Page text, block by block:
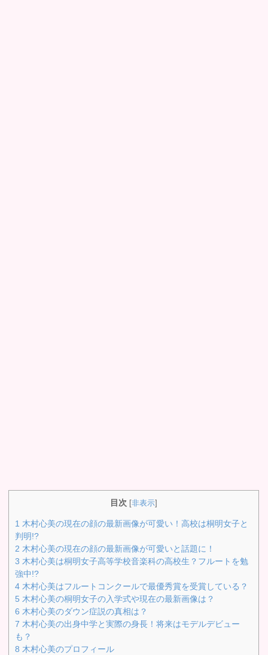
目次 [非表示]
1 木村心美の現在の顔の最新画像が可愛い！高校は桐明女子と
判明!?
2 木村心美の現在の顔の最新画像が可愛いと話題に！
3 木村心美は桐明女子高等学校音楽科の高校生？フルートを勉
強中!?
4 木村心美はフルートコンクールで最優秀賞を受賞している？
5 木村心美の桐明女子の入学式や現在の最新画像は？
6 木村心美のダウン症説の真相は？
7 木村心美の出身中学と実際の身長！将来はモデルデビュー
も？
8 木村心美のプロフィール